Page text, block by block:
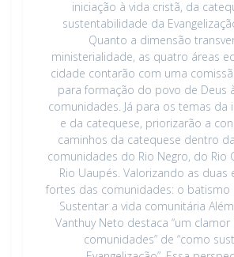
iniciação à vida cristã, da
sustentabilidade da
Quanto a dimensão
ministerialidade, as quatro áreas
cidade contarão com uma
para formação do povo de Deus
comunidades. Já para os temas da
e da catequese, priorizarão a
caminhos da catequese dentro
comunidades do Rio Negro, do Rio
Rio Uaupés. Valorizando as duas
fortes das comunidades: o batismo
Sustentar a vida comunitária
Vanthuy Neto destaca “um
comunidades” de “como